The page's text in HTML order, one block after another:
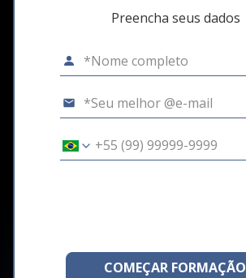
Preencha seus dados
COMEÇAR FORMAÇÃO